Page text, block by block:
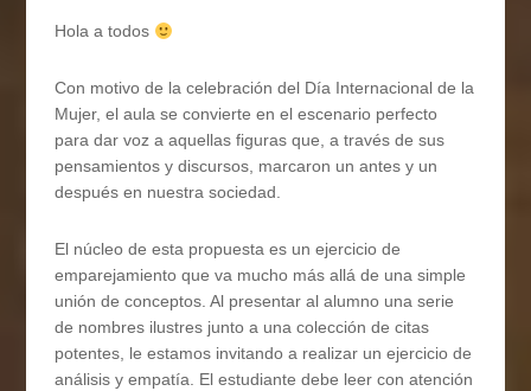
Hola a todos
Con motivo de la celebración del Día Internacional de la
Mujer, el aula se convierte en el escenario perfecto
para dar voz a aquellas figuras que, a través de sus
pensamientos y discursos, marcaron un antes y un
después en nuestra sociedad.
El núcleo de esta propuesta es un ejercicio de
emparejamiento que va mucho más allá de una simple
unión de conceptos. Al presentar al alumno una serie
de nombres ilustres junto a una colección de citas
potentes, le estamos invitando a realizar un ejercicio de
análisis y empatía. El estudiante debe leer con atención